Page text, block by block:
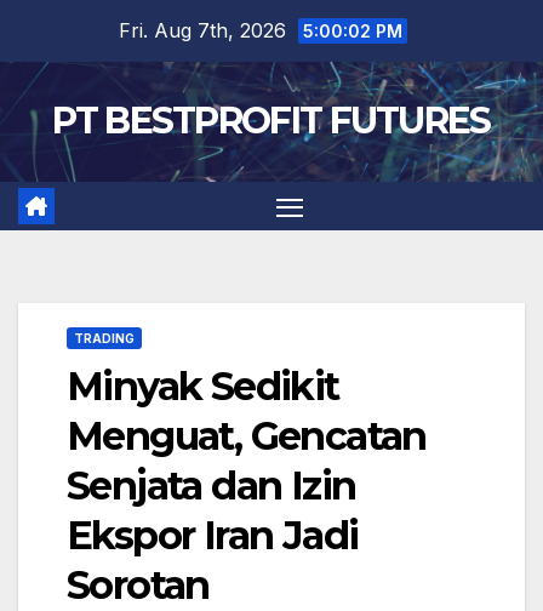
content
Fri. Aug 7th, 2026 5:00:02 PM
PT BESTPROFIT FUTURES
TRADING
Minyak Sedikit
Menguat, Gencatan
Senjata dan Izin
Ekspor Iran Jadi
Sorotan